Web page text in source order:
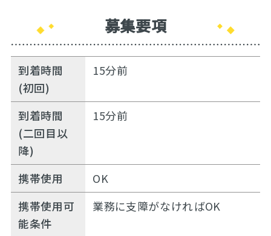
募集要項
到着時間
(初回)
15分前
到着時間
(二回目以
降)
15分前
携帯使用
OK
携帯使用可
能条件
業務に支障がなければOK